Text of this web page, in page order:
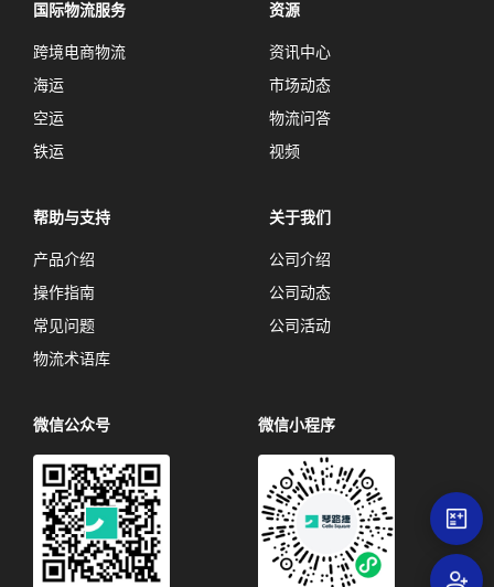
国际物流服务
跨境电商物流
海运
空运
铁运
资源
资讯中心
市场动态
物流问答
视频
帮助与支持
产品介绍
操作指南
常见问题
物流术语库
关于我们
公司介绍
公司动态
公司活动
微信公众号 微信小程序